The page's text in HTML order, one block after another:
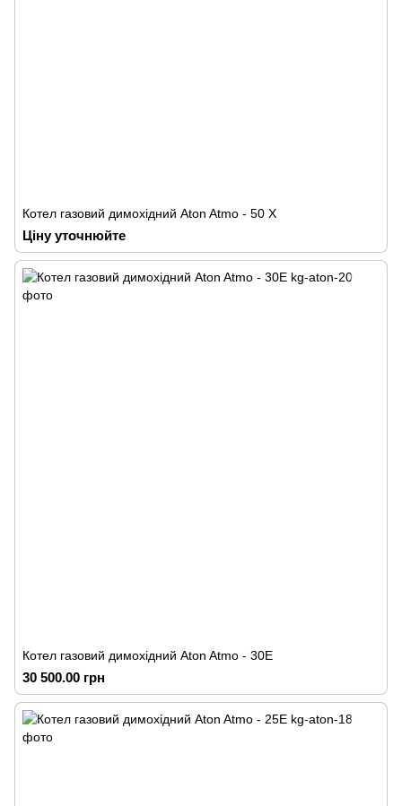
Котел газовий димохідний Аton Atmo - 50 Х
Ціну уточнюйте
Котел газовий димохідний Аton Atmo - 30Е
30 500.00 грн